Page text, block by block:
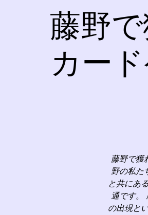
藤野
カー
藤野で獲
野の私た
と共にあ
通です。
の出現と